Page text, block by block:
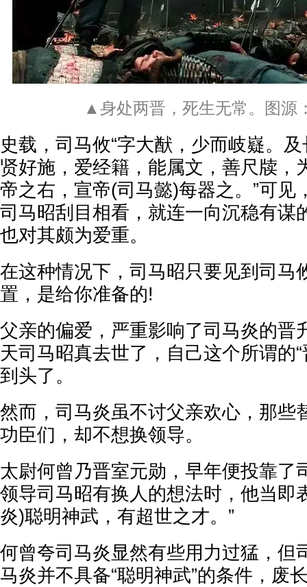
▲身处两晋，死生无常。图源
史载，司马攸“字大猷，少而岐嶷。
贤好施，爱经籍，能属文，善尺牍，
帝之右，宣帝(司马懿)每器之。”可见
司马昭刮目相看，就连一向沉稳有谋
也对其颇为爱重。
在这种情况下，司马昭只要见到司马
置，是给你准备的!
父亲的偏爱，严重影响了司马炎的晋
天司马昭真去世了，自己这个所谓的
到头了。
然而，司马炎虽不讨父亲欢心，那些
功臣们，却不想换领导。
太尉何曾乃晋室元勋，早年便投靠了
领导司马昭有换人的想法时，他当即
炎)聪明神武，有超世之才。”
何曾夸司马炎显然有些用力过猛，但
马炎并不具备“聪明神武”的条件，废